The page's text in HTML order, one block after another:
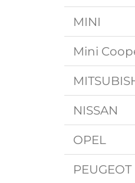
MINI
Mini
NISSAN
OPEL
PEUGEOT